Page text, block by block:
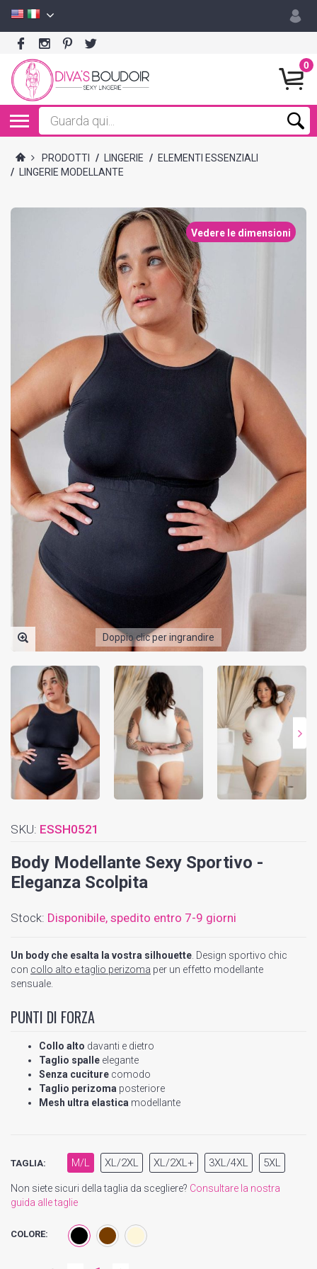
0
PRODOTTI / LINGERIE / ELEMENTI ESSENZIALI
/
LINGERIE MODELLANTE
Vedere le dimensioni
Doppio clic per ingrandire
SKU: ESSH0521
Body Modellante Sexy Sportivo -
Eleganza Scolpita
Stock: Disponibile, spedito entro 7-9 giorni
Un body che esalta la vostra silhouette . Design sportivo chic
con collo alto e taglio perizoma per un effetto modellante
sensuale.
PUNTI DI FORZA
Collo alto davanti e dietro
Taglio spalle elegante
Senza cuciture comodo
Taglio perizoma posteriore
Mesh ultra elastica modellante
TAGLIA: M/L XL/2XL XL/2XL+ 3XL/4XL 5XL
Non siete sicuri della taglia da scegliere? Consultare la nostra
guida alle taglie
COLORE: